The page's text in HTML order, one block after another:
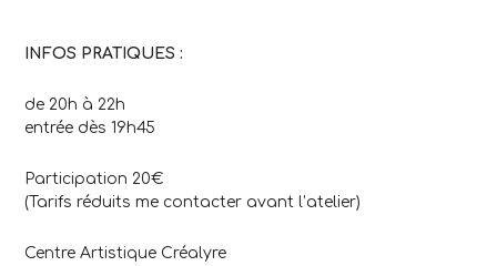
INFOS PRATIQUES :
de 20h à 22h
entrée dès 19h45
Participation 20€
(Tarifs réduits me contacter avant l’atelier)
Centre Artistique Créalyre